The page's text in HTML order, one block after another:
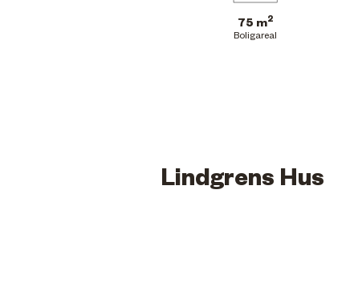
75 m2
Boligareal
Lindgrens Hus